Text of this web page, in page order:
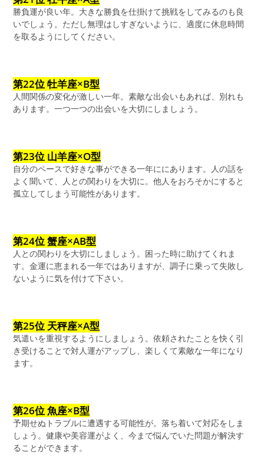
勝負運が良い年。大きな勝負を仕掛けて挑戦をしてみるのも良
いでしょう。ただし無理はしすぎないように、適度に休息時間
を取るようにしてください。
第22位 牡羊座×B型
人間関係の変化が激しい一年。素敵な出会いもあれば、別れも
あります。一つ一つの出会いを大切にしましょう。
第23位 山羊座×O型
自分のペースで好きな事ができる一年ににあります。人の話を
よく聞いて、人との関わりを大切に。他人をおろそかにすると
孤立してしまう可能性があります。
第24位 蟹座×AB型
人との関わりを大切にしましょう。困った時に助けてくれま
す。金運に恵まれる一年ではありますが、調子に乗って失敗し
ないように気を付けて下さい。
第25位 天秤座×A型
気遣いを重視するようにしましょう。依頼されたことを快く引
き受けることで対人運がアップし、楽しくて素敵な一年になり
ます。
第26位 魚座×B型
予期せぬトラブルに遭遇する可能性が。落ち着いて対応をしま
しょう。健康や美容運がよく、今まで悩んでいた問題が解決す
ることができます。